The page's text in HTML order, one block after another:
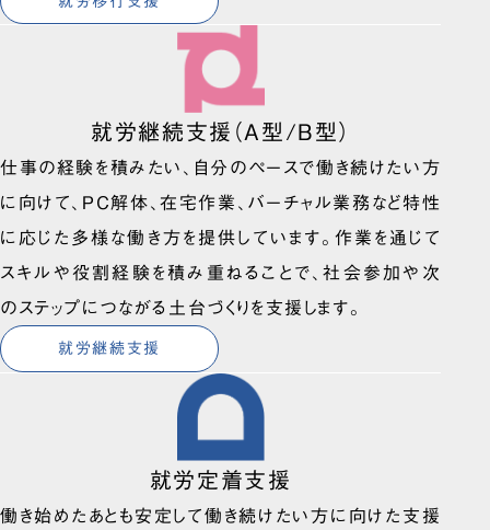
就労継続支援（A型/B型）
仕事の経験を積みたい、自分のペースで働き続けたい方
に向けて、PC解体、在宅作業、バーチャル業務など特性
に応じた多様な働き方を提供しています。作業を通じて
スキルや役割経験を積み重ねることで、社会参加や次
のステップにつながる土台づくりを支援します。
就労継続支援
就労定着支援
働き始めたあとも安定して働き続けたい方に向けた支援